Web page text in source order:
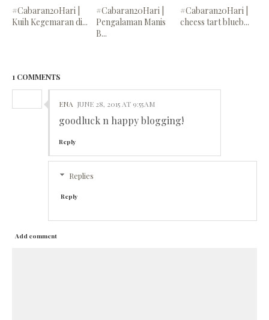
#Cabaran20Hari |
Kuih Kegemaran di...
#Cabaran20Hari |
Pengalaman Manis
B...
#Cabaran20Hari |
cheess tart blueb...
1 COMMENTS
ENA JUNE 28, 2015 AT 9:55 AM
goodluck n happy blogging!
Reply
Replies
Reply
Add comment